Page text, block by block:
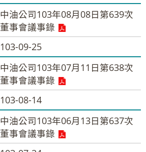
中油公司103年08月08日第639次
董事會議事錄
103-09-25
中油公司103年07月11日第638次
董事會議事錄
103-08-14
中油公司103年06月13日第637次
董事會議事錄